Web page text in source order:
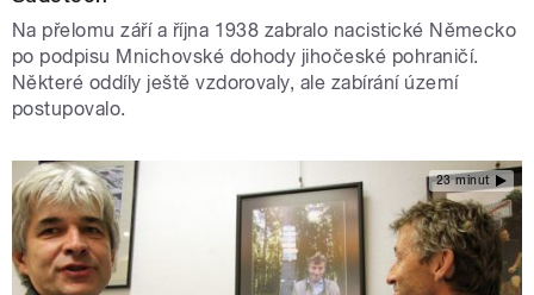
Na přelomu září a října 1938 zabralo nacistické Německo
po podpisu Mnichovské dohody jihočeské pohraničí.
Některé oddíly ještě vzdorovaly, ale zabírání území
postupovalo.
23 minut